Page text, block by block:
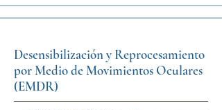
Desensibilización y Reprocesamiento
por Medio de Movimientos Oculares
(EMDR)